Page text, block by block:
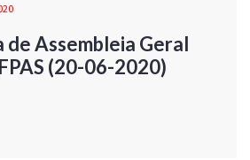
Assembleia Geral
(20-06-2020)